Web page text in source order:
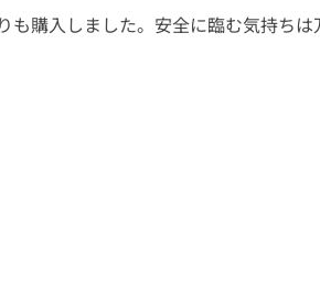
も購入しました。安全に臨む気持ちは